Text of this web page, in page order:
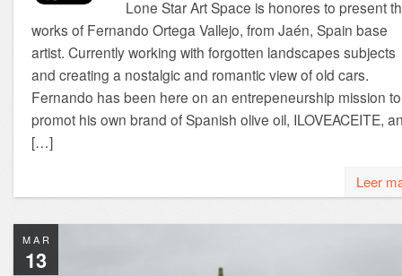
Lone Star Art Space is honores to present
works of Fernando Ortega Vallejo, from Jaén, Spain base
artist. Currently working with forgotten landscapes subjects
and creating a nostalgic and romantic view of old cars.
Fernando has been here on an entrepeneurship mission to
promot his own brand of Spanish olive oil, ILOVEACEITE,
[…]
Leer
MAR
13